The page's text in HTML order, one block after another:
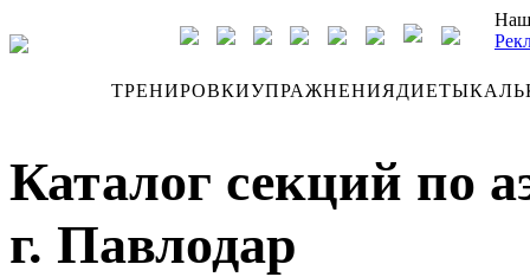
ТРЕНИРОВКИУПРАЖНЕНИЯДИЕТЫ
Каталог секций по
г. Павлодар